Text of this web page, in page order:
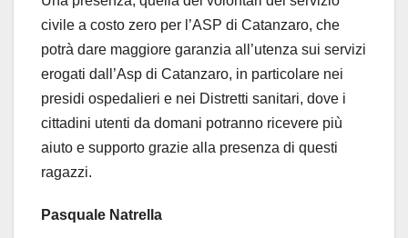
civile a costo zero per l’ASP di Catanzaro, che
potrà dare maggiore garanzia all’utenza sui servizi
erogati dall’Asp di Catanzaro, in particolare nei
presidi ospedalieri e nei Distretti sanitari, dove i
cittadini utenti da domani potranno ricevere più
aiuto e supporto grazie alla presenza di questi
ragazzi.
Pasquale Natrella